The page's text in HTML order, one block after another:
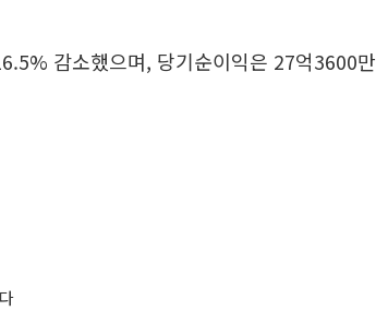
감소했으며, 당기순이익은 27억3600만